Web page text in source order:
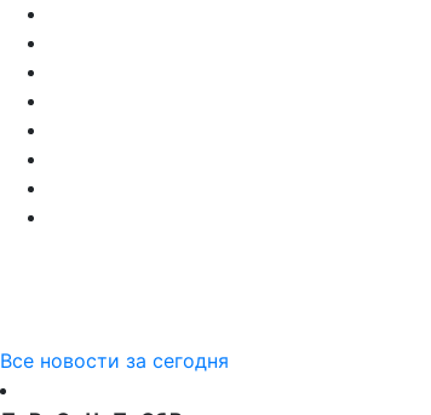
Все новости за сегодня